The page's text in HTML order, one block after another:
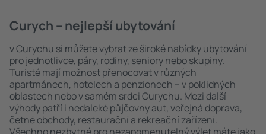
Curych – nejlepší ubytování
v Curychu si můžete vybrat ze široké nabídky ubytování
pro jednotlivce, páry, rodiny, seniory nebo skupiny.
Turisté mají možnost přenocovat v různých
apartmánech, hotelech a penzionech – v poklidných
oblastech nebo v samém srdci Curychu. Mezi další
výhody patří i nedaleké půjčovny aut, veřejná doprava,
četné obchody, restaurační a rekreační zařízení.